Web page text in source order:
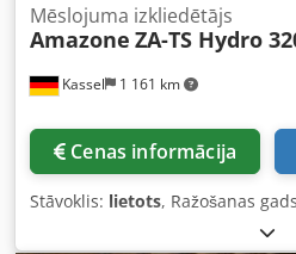
Kassel 1 161 km
Mēslojuma izkliedētājs
Amazone ZA-TS Hydro
Cenas informācija
Stāvoklis: lietots, Ražošanas